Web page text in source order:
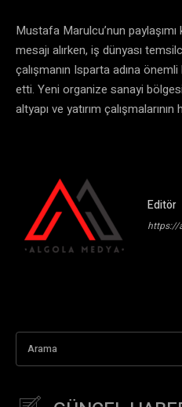
Mustafa Marulcu’nun
mesajı alırken, iş dünyası
çalışmanın Isparta adına
etti. Yeni organize sanayi
altyapı ve yatırım
Editör
https://
Arama